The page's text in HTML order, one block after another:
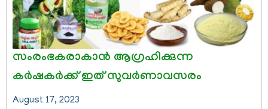
സംരംഭകരാകാന്‍ ആഗ്രഹിക്കുന്ന
കര്‍ഷകര്‍ക്ക് ഇത് സുവര്‍ണാവസരം
August 17, 2023